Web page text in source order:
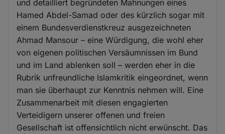
und detailliert begründeten Mahnungen eines
Hamed Abdel-Samad oder des kürzlich sogar mit
einem Bundesverdienstkreuz ausgezeichneten
Ahmad Mansour – eine Würdigung, die wohl eher
von eigenen politischen Versäumnissen im Bund
und im Land ablenken soll – werden eher in die
Rubrik unfreundliche Islamkritik eingeordnet, wenn
man sie überhaupt zur Kenntnis nehmen will. Eine
Zusammenarbeit mit diesen engagierten
Verteidigern unserer offenen und freien
Gesellschaft ist offensichtlich nicht erwünscht. Das